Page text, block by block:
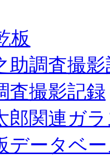
板
助調査撮
査撮影記録
郎関連ガ
データベ